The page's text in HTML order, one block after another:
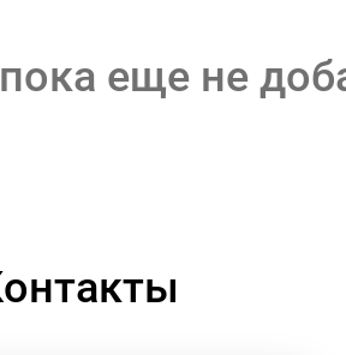
еще не